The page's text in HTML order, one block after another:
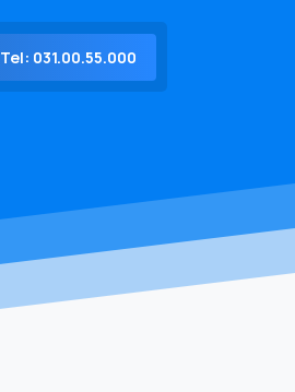
Tel: 031.00.55.000